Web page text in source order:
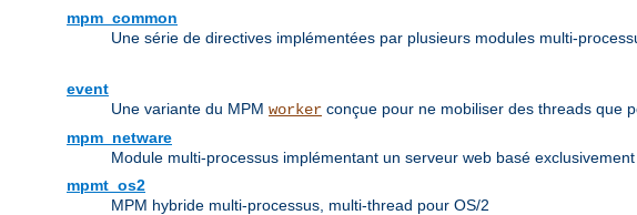
mpm_common
Une série de directives implémentées par plusieurs modules multi-
event
Une variante du MPM worker conçue pour ne mobiliser des threads que
mpm_netware
Module multi-processus implémentant un serveur web basé
mpmt_os2
MPM hybride multi-processus, multi-thread pour OS/2